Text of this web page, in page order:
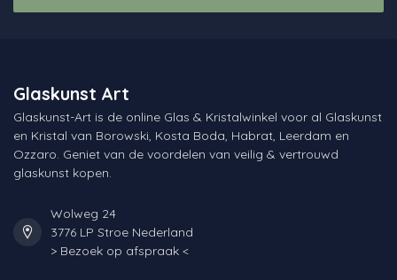
Glaskunst Art
Glaskunst-Art is de online Glas & Kristalwinkel voor al Glaskunst
en Kristal van Borowski, Kosta Boda, Habrat, Leerdam en
Ozzaro. Geniet van de voordelen van veilig & vertrouwd
glaskunst kopen.
Wolweg 24
3776 LP Stroe Nederland
> Bezoek op afspraak <